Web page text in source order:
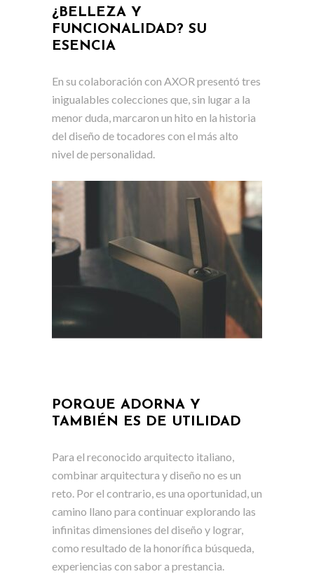
¿BELLEZA Y
FUNCIONALIDAD? SU
ESENCIA
En su colaboración con AXOR presentó tres
inigualables colecciones que, sin lugar a la
menor duda, marcaron un hito en la historia
del diseño de tocadores con el más alto
nivel de personalidad.
PORQUE ADORNA Y
TAMBIÉN ES DE UTILIDAD
Para el reconocido arquitecto italiano,
combinar arquitectura y diseño no es un
reto. Por el contrario, es una oportunidad, un
camino llano para continuar explorando las
infinitas dimensiones del diseño y lograr,
como resultado de la honorífica búsqueda,
experiencias con sabor a prestancia.